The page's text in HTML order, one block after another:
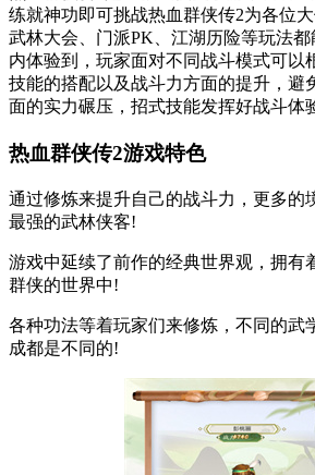
练就神功即可挑战热血群侠传2为各位
武林大会、门派PK、江湖历险等玩法
内体验到，玩家面对不同战斗模式可以
技能的搭配以及战斗力方面的提升，避
面的实力碾压，招式技能发挥好战斗体
热血群侠传2游戏特色
通过修炼来提升自己的战斗力，更多的
最强的武林侠客!
游戏中延续了前作的经典世界观，拥有
群侠的世界中!
各种功法等着玩家们来修炼，不同的武
成都是不同的!